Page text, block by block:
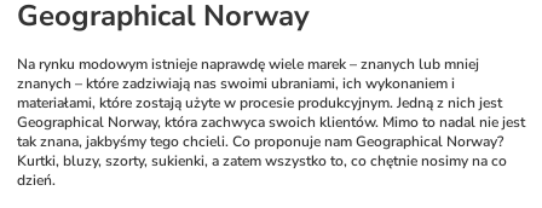
Geographical Norway
Na rynku modowym istnieje naprawdę wiele marek – znanych lub mniej
znanych – które zadziwiają nas swoimi ubraniami, ich wykonaniem i
materiałami, które zostają użyte w procesie produkcyjnym. Jedną z nich jest
Geographical Norway, która zachwyca swoich klientów. Mimo to nadal nie jest
tak znana, jakbyśmy tego chcieli. Co proponuje nam Geographical Norway?
Kurtki, bluzy, szorty, sukienki, a zatem wszystko to, co chętnie nosimy na co
dzień.